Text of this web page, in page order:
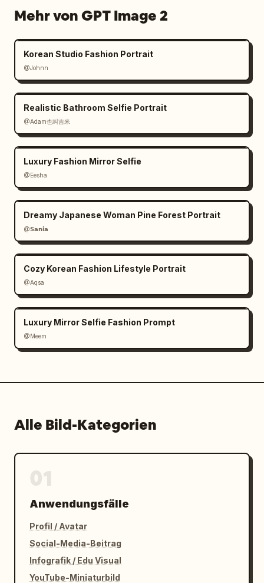
Mehr von GPT Image 2
Korean Studio Fashion Portrait
@Johnn
Realistic Bathroom Selfie Portrait
@Adam也叫吉米
Luxury Fashion Mirror Selfie
@Eesha
Dreamy Japanese Woman Pine Forest Portrait
@𝗦𝗮𝗻𝗶𝗮
Cozy Korean Fashion Lifestyle Portrait
@Aqsa
Luxury Mirror Selfie Fashion Prompt
@Meem
Alle Bild-Kategorien
Anwendungsfälle
Profil / Avatar
Social-Media-Beitrag
Infografik / Edu Visual
YouTube-Miniaturbild